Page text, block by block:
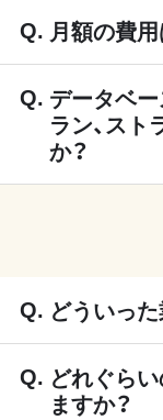
月額の費
データベ
ラン、ス
か？
どういっ
どれぐら
ますか？